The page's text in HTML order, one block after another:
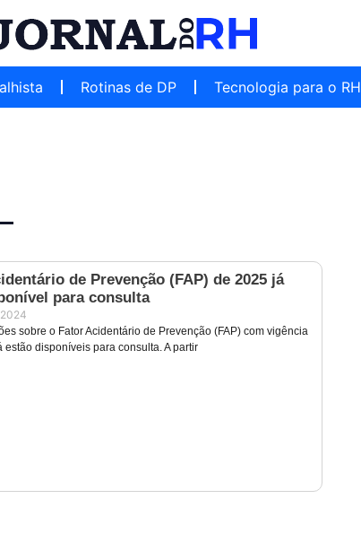
Rotinas de DP Tecnologia para o RH
de Prevenção (FAP) de 2025 já
para consulta
sobre o Fator Acidentário de Prevenção (FAP) com vigência
estão disponíveis para consulta. A partir